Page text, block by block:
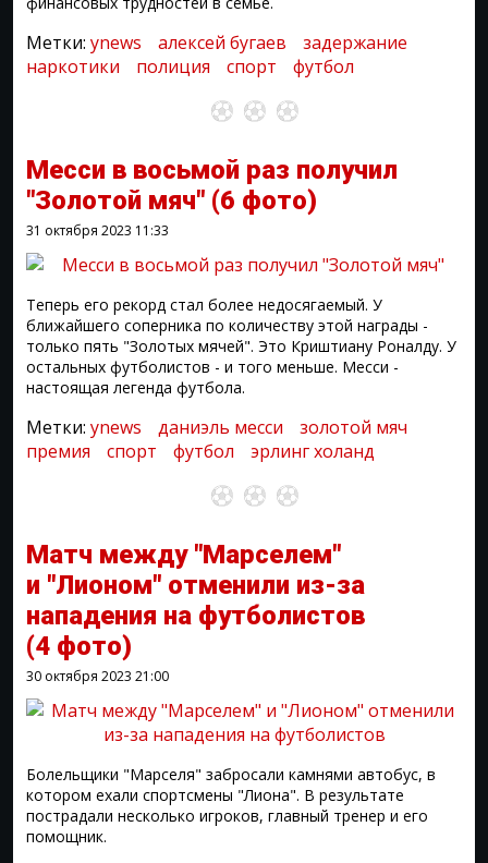
Метки: ynews алексей бугаев
задержание
наркотики
полиция спорт футбол
Месси в восьмой раз получил
"Золотой мяч" (6 фото)
31 октября 2023 11:33
Теперь его рекорд стал более недосягаемый. У
ближайшего соперника по количеству этой награды -
только пять "Золотых мячей". Это Криштиану Роналду. У
остальных футболистов - и того меньше. Месси -
настоящая легенда футбола.
Метки: ynews даниэль месси
золотой мяч
премия
спорт футбол эрлинг холанд
Матч между "Марселем"
и "Лионом" отменили из-за
нападения на футболистов
(4 фото)
30 октября 2023 21:00
Болельщики "Марселя" забросали камнями автобус, в
котором ехали спортсмены "Лиона". В результате
пострадали несколько игроков, главный тренер и его
помощник.